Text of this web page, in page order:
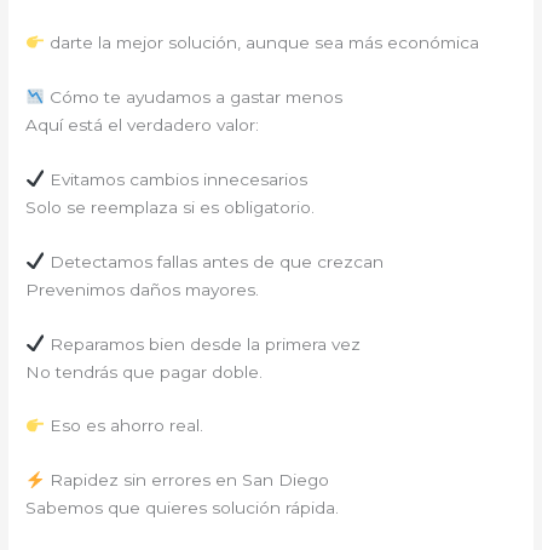
darte la mejor solución, aunque sea más económica
Cómo te ayudamos a gastar menos
Aquí está el verdadero valor:
Evitamos cambios innecesarios
Solo se reemplaza si es obligatorio.
Detectamos fallas antes de que crezcan
Prevenimos daños mayores.
Reparamos bien desde la primera vez
No tendrás que pagar doble.
Eso es ahorro real.
Rapidez sin errores en San Diego
Sabemos que quieres solución rápida.